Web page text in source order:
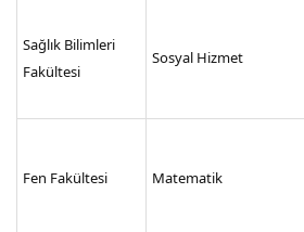
Sağlık Bilimleri
Fakültesi
Sosyal Hizmet
Fen Fakültesi Matematik